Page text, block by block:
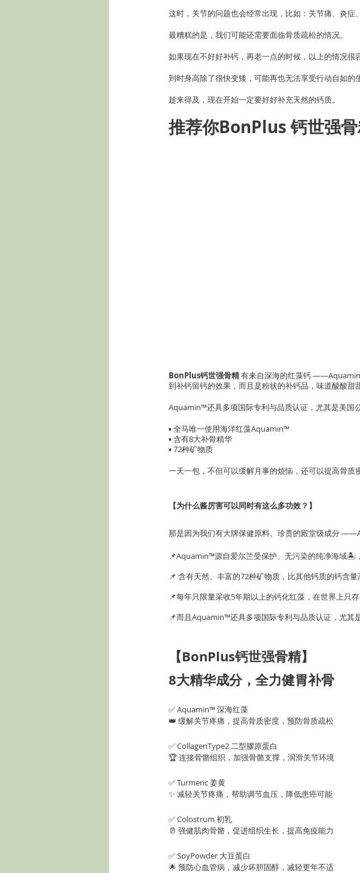
这时，关节的问题也会经常出现，比如：关节痛、炎症
最糟糕的是，我们可能还需要面临骨质疏松的情况。
如果现在不好好补钙，再老一点的时候，以上的情况很
到时身高除了很快变矮，可能再也无法享受行动自如的生
趁来得及，现在开始一定要好好补充天然的钙质。
推荐你BonPlus 钙世强
BonPlus钙世强骨精 有来自深海的红藻钙
到补钙留钙的效果，而且是粉状的补钙品，味道酸酸甜
Aquamin™还具多项国际专利与品质认证，尤其是美国
▪ 全马唯一使用海洋红藻Aquamin™
▪ 含有8大补骨精华
▪ 72种矿物质
一天一包，不但可以缓解月事的烦恼，还可以提高骨质
【为什么酱厉害可以同时有这么多功效？】
那是因为我们有大牌保健原料、珍贵的殿堂级成分
📌Aquamin™源自爱尔兰受保护、无污染的纯净海域🏝
📌 含有天然、丰富的72种矿物质，比其他钙质的钙含
📌每年只限量采收5年期以上的钙化红藻，在世界上只
📌而且Aquamin™还具多项国际专利与品质认证，尤其
【BonPlus钙世强骨精】
8大精华成分，全力健胃补骨
✅ Aquamin™ 深海红藻
👑 缓解关节疼痛，提高骨质密度，预防骨质疏松
✅ CollagenType2 二型膠原蛋白
🏆 连接骨骼组织，加强骨骼支撑，润滑关节环境
✅ Turmeric 姜黄
✨ 减轻关节疼痛，帮助调节血压，降低患癌可能
✅ Colostrum 初乳
🥛 强健肌肉骨骼，促进组织生长，提高免疫能力
✅ SoyPowder 大豆蛋白
🌟 预防心血管病，减少坏胆固醇，减轻更年不适